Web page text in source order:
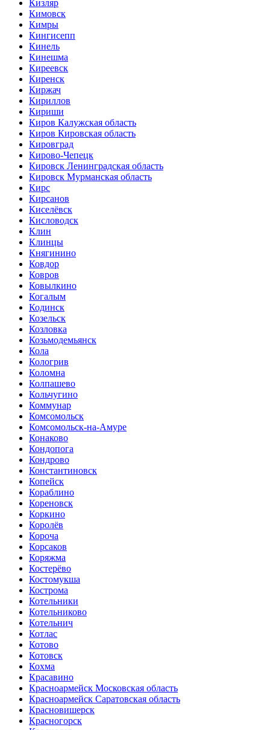
Кизляр
Кимовск
Кимры
Кингисепп
Кинель
Кинешма
Киреевск
Киренск
Киржач
Кириллов
Кириши
Киров Калужская область
Киров Кировская область
Кировград
Кирово-Чепецк
Кировск Ленинградская область
Кировск Мурманская область
Кирс
Кирсанов
Киселёвск
Кисловодск
Клин
Клинцы
Княгинино
Ковдор
Ковров
Ковылкино
Когалым
Кодинск
Козельск
Козловка
Козьмодемьянск
Кола
Кологрив
Коломна
Колпашево
Кольчугино
Коммунар
Комсомольск
Комсомольск-на-Амуре
Конаково
Кондопога
Кондрово
Константиновск
Копейск
Кораблино
Кореновск
Коркино
Королёв
Короча
Корсаков
Коряжма
Костерёво
Костомукша
Кострома
Котельники
Котельниково
Котельнич
Котлас
Котово
Котовск
Кохма
Красавино
Красноармейск Московская область
Красноармейск Саратовская область
Красновишерск
Красногорск